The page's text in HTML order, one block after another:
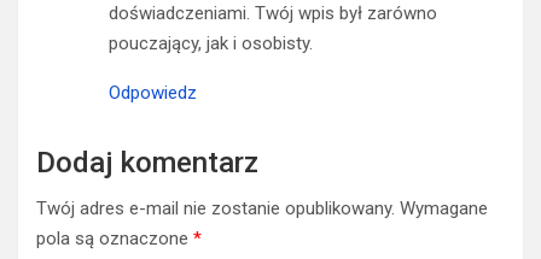
doświadczeniami. Twój wpis był zarówno
pouczający, jak i osobisty.
Odpowiedz
Dodaj komentarz
Twój adres e-mail nie zostanie opublikowany. Wymagane
pola są oznaczone *